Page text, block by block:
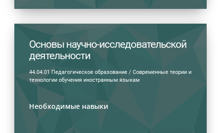
Основы научно-исследовательской
деятельности
44.04.01 Педагогическое образование / Современные теории и
технологии обучения иностранным языкам
Необходимые навыки